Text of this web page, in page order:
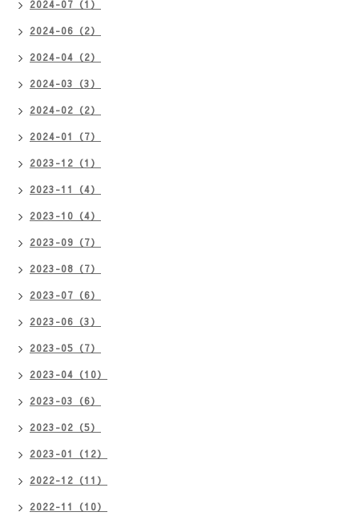
2024-07（1）
2024-06（2）
2024-04（2）
2024-03（3）
2024-02（2）
2024-01（7）
2023-12（1）
2023-11（4）
2023-10（4）
2023-09（7）
2023-08（7）
2023-07（6）
2023-06（3）
2023-05（7）
2023-04（10）
2023-03（6）
2023-02（5）
2023-01（12）
2022-12（11）
2022-11（10）